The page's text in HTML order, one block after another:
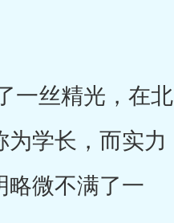
丝精光，在北
学长，而实力
微不满了一